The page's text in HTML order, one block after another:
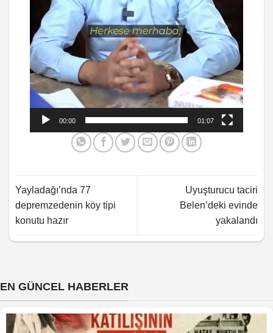
00:00 01:07
Yayladağı’nda 77
depremzedenin köy tipi
konutu hazır
Uyuşturucu taciri
Belen’deki evinde
yakalandı
EN GÜNCEL HABERLER